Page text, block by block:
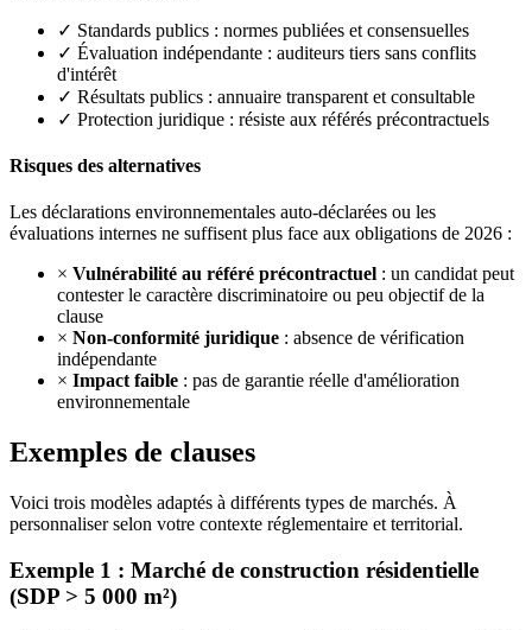
✓ Standards publics : normes publiées et consensuelles
✓ Évaluation indépendante : auditeurs tiers sans conflits
d'intérêt
✓ Résultats publics : annuaire transparent et consultable
✓ Protection juridique : résiste aux référés précontractuels
Risques des alternatives
Les déclarations environnementales auto-déclarées ou les
évaluations internes ne suffisent plus face aux obligations de 2026 :
× Vulnérabilité au référé précontractuel : un candidat peut
contester le caractère discriminatoire ou peu objectif de la
clause
× Non-conformité juridique : absence de vérification
indépendante
× Impact faible : pas de garantie réelle d'amélioration
environnementale
Exemples de clauses
Voici trois modèles adaptés à différents types de marchés. À
personnaliser selon votre contexte réglementaire et territorial.
Exemple 1 : Marché de construction résidentielle
(SDP > 5 000 m²)